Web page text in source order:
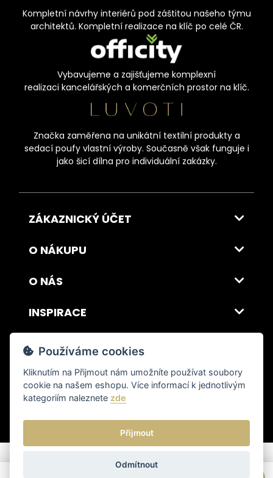
Kompletní návrhy interiérů pod záštitou našeho týmu
architektů. Kompletní realizace na klíč po celé ČR.
Vybavujeme a zajišťujeme komplexní
realizaci kancelářských a komerčních prostor na klíč.
Značka zaměřena na unikátní textilní produkty a
sedací poufy vlastní výroby. Současně však funguje i
jako šicí dílna pro individuální zakázky.
ZÁKAZNICKÝ ÚČET
O NÁKUPU
O NÁS
INSPIRACE
DOPRAVA A PLATBA
© 2026 ITALSKY INTERIER s.r.o. Vytvořilo INIZIO Internet Media s.r.o.|
nastavení cookies
Používáme cookies
Kliknutím na Přijmout nám umožníte používat soubory
cookie na našem eshopu. Více informací k jednotlivým
kategoriím naleznete zde
Přijmout
Odmítnout